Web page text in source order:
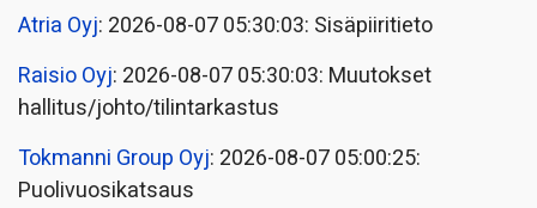
Atria Oyj: 2026-08-07 05:30:03: Sisäpiiritieto
Raisio Oyj: 2026-08-07 05:30:03: Muutokset
hallitus/johto/tilintarkastus
Tokmanni Group Oyj: 2026-08-07 05:00:25:
Puolivuosikatsaus